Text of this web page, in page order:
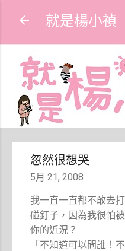
就是楊小禎
忽然很想哭
5月 21, 2008
我一直一直都不敢去
碰釘子，因為我很怕
你的近況？
「不知道可以問誰！